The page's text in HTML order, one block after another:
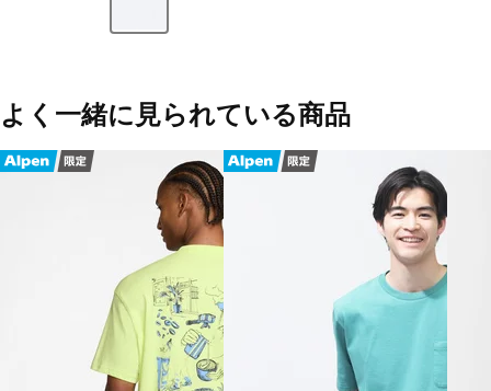
よく一緒に見られている商品